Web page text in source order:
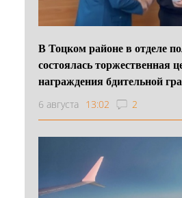
В Тоцком районе в отделе
состоялась торжественная
награждения бдительной
6 августа 13:02 2